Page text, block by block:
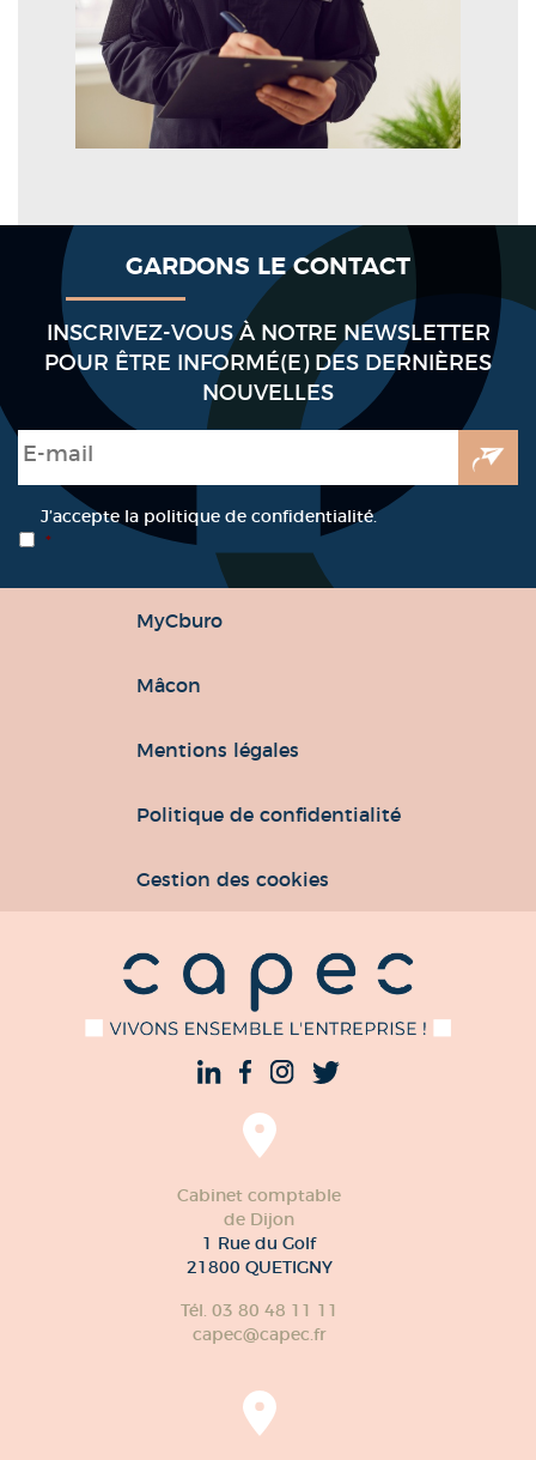
GARDONS LE CONTACT
INSCRIVEZ-VOUS À NOTRE NEWSLETTER
POUR ÊTRE INFORMÉ(E) DES DERNIÈRES
NOUVELLES
E-mail
RGPD *
J’accepte la politique de confidentialité.
*
MyCburo
Mâcon
Mentions légales
Politique de confidentialité
Gestion des cookies
Cabinet comptable
de Dijon
1 Rue du Golf
21800 QUETIGNY
Tél. 03 80 48 11 11
capec@capec.fr